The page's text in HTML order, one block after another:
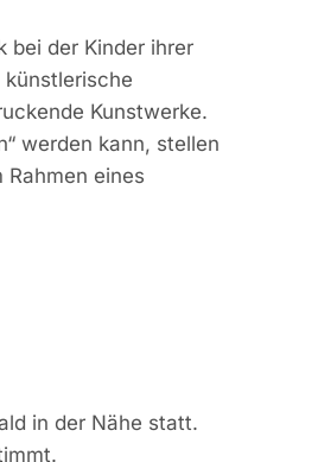
bei der Kinder ihrer
Kunstwerke.
werden kann, stellen
Rahmen eines
in der Nähe statt.